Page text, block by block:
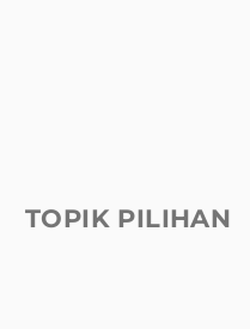
TOPIK PILIHAN